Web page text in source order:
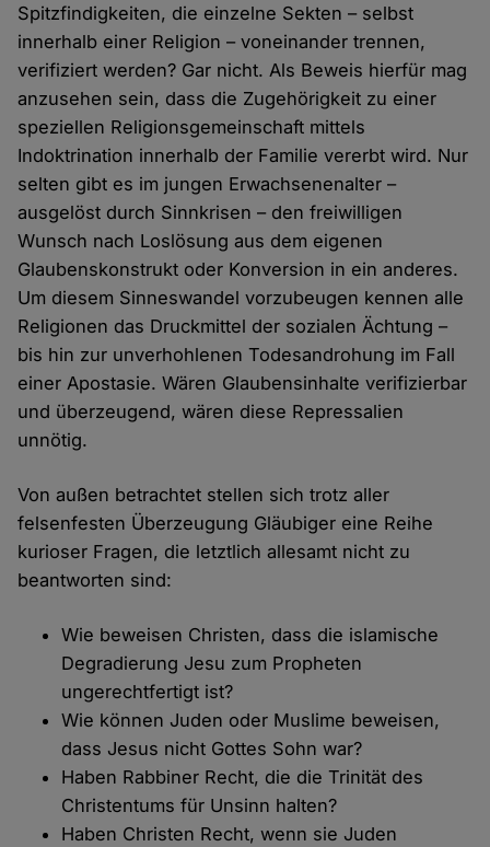
Spitzfindigkeiten, die einzelne Sekten – selbst
innerhalb einer Religion – voneinander trennen,
verifiziert werden? Gar nicht. Als Beweis hierfür mag
anzusehen sein, dass die Zugehörigkeit zu einer
speziellen Religionsgemeinschaft mittels
Indoktrination innerhalb der Familie vererbt wird. Nur
selten gibt es im jungen Erwachsenenalter –
ausgelöst durch Sinnkrisen – den freiwilligen
Wunsch nach Loslösung aus dem eigenen
Glaubenskonstrukt oder Konversion in ein anderes.
Um diesem Sinneswandel vorzubeugen kennen alle
Religionen das Druckmittel der sozialen Ächtung –
bis hin zur unverhohlenen Todesandrohung im Fall
einer Apostasie. Wären Glaubensinhalte verifizierbar
und überzeugend, wären diese Repressalien
unnötig.
Von außen betrachtet stellen sich trotz aller
felsenfesten Überzeugung Gläubiger eine Reihe
kurioser Fragen, die letztlich allesamt nicht zu
beantworten sind:
Wie beweisen Christen, dass die islamische
Degradierung Jesu zum Propheten
ungerechtfertigt ist?
Wie können Juden oder Muslime beweisen,
dass Jesus nicht Gottes Sohn war?
Haben Rabbiner Recht, die die Trinität des
Christentums für Unsinn halten?
Haben Christen Recht, wenn sie Juden